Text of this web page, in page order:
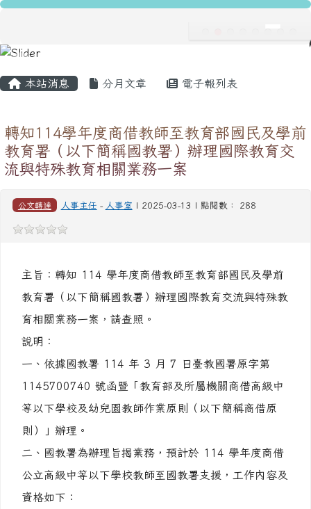
跳至主內容區
龍安國民小學
本站消息 分月文章 電子報列表
轉知114學年度商借教師至教育部國民及學前
教育署（以下簡稱國教署）辦理國際教育交
流與特殊教育相關業務一案
公文轉達 人事主任 - 人事室 | 2025-03-13 | 點閱數： 288
主旨：轉知 114 學年度商借教師至教育部國民及學前
教育署（以下簡稱國教署）辦理國際教育交流與特殊教
育相關業務一案，請查照。
說明：
一、依據國教署 114 年 3 月 7 日臺教國署原字第
1145700740 號函暨「教育部及所屬機關商借高級中
等以下學校及幼兒園教師作業原則（以下簡稱商借原
則）」辦理。
二、國教署為辦理旨揭業務，預計於 114 學年度商借
公立高級中等以下學校教師至國教署支援，工作內容及
資格如下：